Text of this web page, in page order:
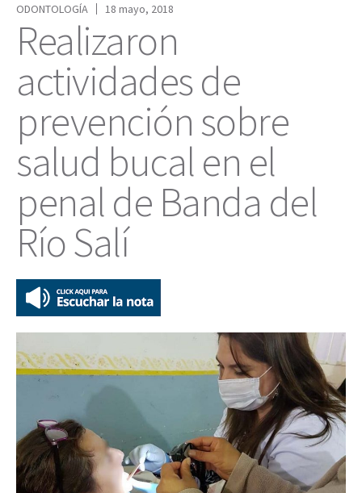
ODONTOLOGÍA
18 mayo, 2018
Realizaron
actividades de
prevención sobre
salud bucal en el
penal de Banda del
Río Salí